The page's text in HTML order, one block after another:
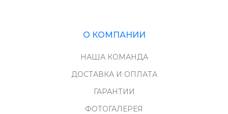
О КОМПАНИИ
НАША КОМАНДА
ДОСТАВКА И ОПЛАТА
ГАРАНТИИ
ФОТОГАЛЕРЕЯ